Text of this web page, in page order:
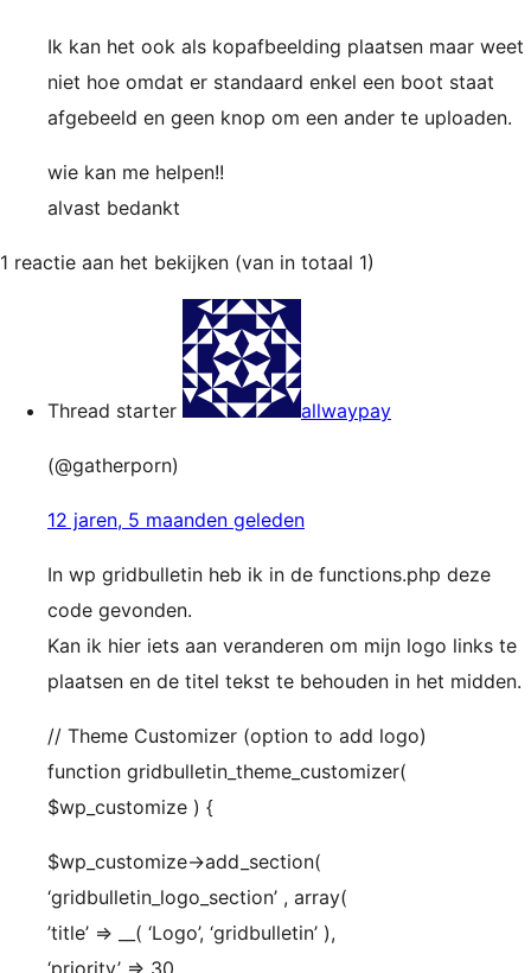
Ik kan het ook als kopafbeelding plaatsen maar weet
niet hoe omdat er standaard enkel een boot staat
afgebeeld en geen knop om een ander te uploaden.
wie kan me helpen!!
alvast bedankt
1 reactie aan het bekijken (van in totaal 1)
Thread starter allwaypay
(@gatherporn)
12 jaren, 5 maanden geleden
In wp gridbulletin heb ik in de functions.php deze
code gevonden.
Kan ik hier iets aan veranderen om mijn logo links te
plaatsen en de titel tekst te behouden in het midden.
// Theme Customizer (option to add logo)
function gridbulletin_theme_customizer(
$wp_customize ) {
$wp_customize->add_section(
‘gridbulletin_logo_section’ , array(
’title’ => __( ‘Logo’, ‘gridbulletin’ ),
‘priority’ => 30,